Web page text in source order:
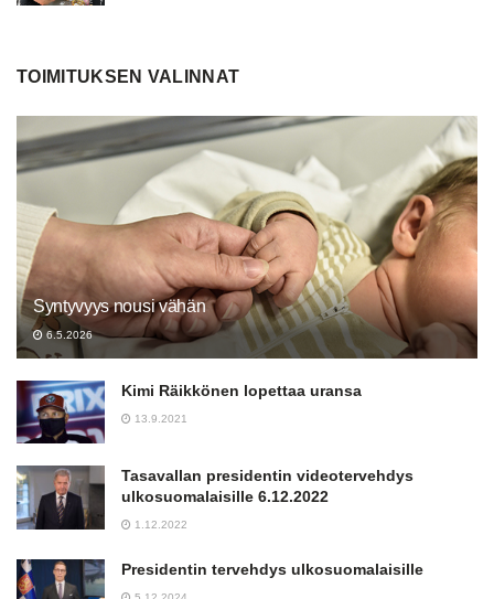
TOIMITUKSEN VALINNAT
Syntyvyys nousi vähän
6.5.2026
Kimi Räikkönen lopettaa uransa
13.9.2021
Tasavallan presidentin videotervehdys
ulkosuomalaisille 6.12.2022
1.12.2022
Presidentin tervehdys ulkosuomalaisille